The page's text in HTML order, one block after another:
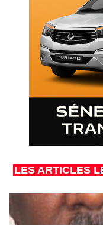
LES ARTICLES